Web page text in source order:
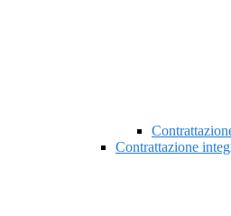
Contrattazione